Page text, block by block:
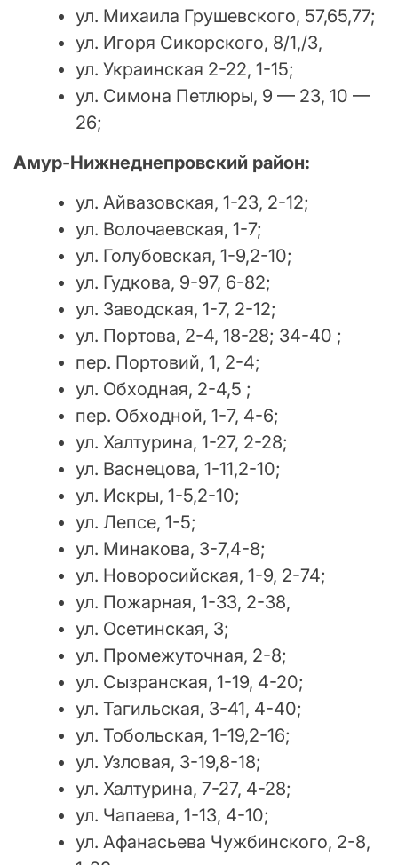
ул. Михаила Грушевского, 57,65,77;
ул. Игоря Сикорского, 8/1,/3,
ул. Украинская 2-22, 1-15;
ул. Симона Петлюры, 9 — 23, 10 —
26;
Амур-Нижнеднепровский район:
ул. Айвазовская, 1-23, 2-12;
ул. Волочаевская, 1-7;
ул. Голубовская, 1-9,2-10;
ул. Гудкова, 9-97, 6-82;
ул. Заводская, 1-7, 2-12;
ул. Портова, 2-4, 18-28; 34-40 ;
пер. Портовий, 1, 2-4;
ул. Обходная, 2-4,5 ;
пер. Обходной, 1-7, 4-6;
ул. Халтурина, 1-27, 2-28;
ул. Васнецова, 1-11,2-10;
ул. Искры, 1-5,2-10;
ул. Лепсе, 1-5;
ул. Минакова, 3-7,4-8;
ул. Новоросийская, 1-9, 2-74;
ул. Пожарная, 1-33, 2-38,
ул. Осетинская, 3;
ул. Промежуточная, 2-8;
ул. Сызранская, 1-19, 4-20;
ул. Тагильская, 3-41, 4-40;
ул. Тобольская, 1-19,2-16;
ул. Узловая, 3-19,8-18;
ул. Халтурина, 7-27, 4-28;
ул. Чапаева, 1-13, 4-10;
ул. Афанасьева Чужбинского, 2-8,